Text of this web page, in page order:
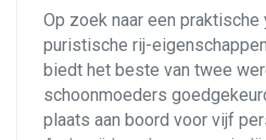
Getint warmtewerend
Lichtmetalen velgen 17"
Metaalkleur
Mistlampen voor
Op zoek naar een
puristische rij-
biedt het beste van twee
schoonmoeders
plaats aan boord voor vijf